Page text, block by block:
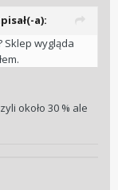
a):
Sklep wygląda
około 30 % ale